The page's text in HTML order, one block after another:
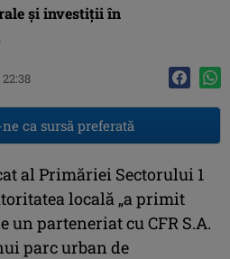
şi investiţii în
ca sursă preferată
al Primăriei Sectorului 1
locală „a primit
un parteneriat cu CFR S.A.
parc urban de